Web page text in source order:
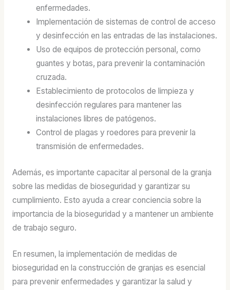
enfermedades.
Implementación de sistemas de control de acceso
y desinfección en las entradas de las instalaciones.
Uso de equipos de protección personal, como
guantes y botas, para prevenir la contaminación
cruzada.
Establecimiento de protocolos de limpieza y
desinfección regulares para mantener las
instalaciones libres de patógenos.
Control de plagas y roedores para prevenir la
transmisión de enfermedades.
Además, es importante capacitar al personal de la granja
sobre las medidas de bioseguridad y garantizar su
cumplimiento. Esto ayuda a crear conciencia sobre la
importancia de la bioseguridad y a mantener un ambiente
de trabajo seguro.
En resumen, la implementación de medidas de
bioseguridad en la construcción de granjas es esencial
para prevenir enfermedades y garantizar la salud y